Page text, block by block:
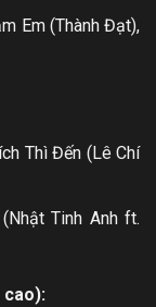
Em (Thành Đạt),
Thì Đến (Lê Chí
Tinh Anh ft.
cao):